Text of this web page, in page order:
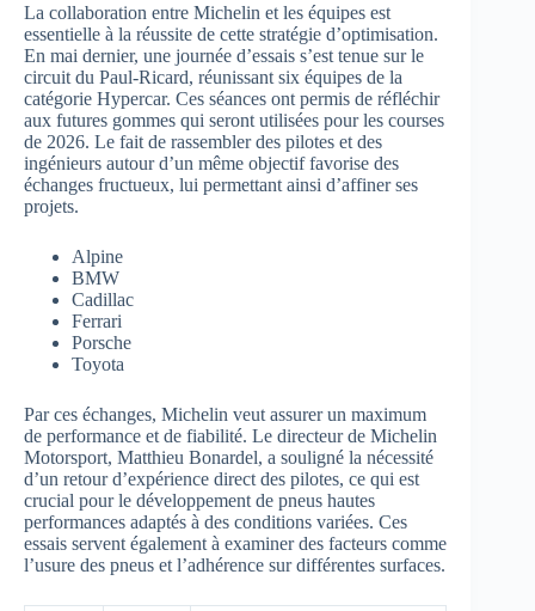
La collaboration entre Michelin et les équipes est
essentielle à la réussite de cette stratégie d’optimisation.
En mai dernier, une journée d’essais s’est tenue sur le
circuit du Paul-Ricard, réunissant six équipes de la
catégorie Hypercar. Ces séances ont permis de réfléchir
aux futures gommes qui seront utilisées pour les courses
de 2026. Le fait de rassembler des pilotes et des
ingénieurs autour d’un même objectif favorise des
échanges fructueux, lui permettant ainsi d’affiner ses
projets.
Alpine
BMW
Cadillac
Ferrari
Porsche
Toyota
Par ces échanges, Michelin veut assurer un maximum
de performance et de fiabilité. Le directeur de Michelin
Motorsport, Matthieu Bonardel, a souligné la nécessité
d’un retour d’expérience direct des pilotes, ce qui est
crucial pour le développement de pneus hautes
performances adaptés à des conditions variées. Ces
essais servent également à examiner des facteurs comme
l’usure des pneus et l’adhérence sur différentes surfaces.